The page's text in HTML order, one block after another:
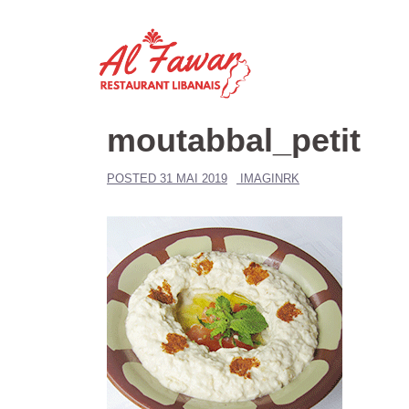
moutabbal_petit
POSTED 31 MAI 2019 IMAGINRK